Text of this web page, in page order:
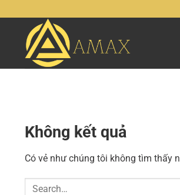
đến
Không kết quả
Có vẻ như chúng tôi không tìm thấy